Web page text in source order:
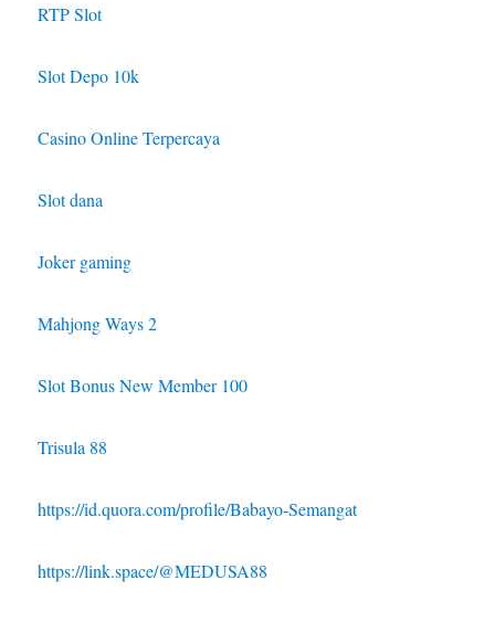
RTP Slot
Slot Depo 10k
Casino Online Terpercaya
Slot dana
Joker gaming
Mahjong Ways 2
Slot Bonus New Member 100
Trisula 88
https://id.quora.com/profile/Babayo-Semangat
https://link.space/@MEDUSA88